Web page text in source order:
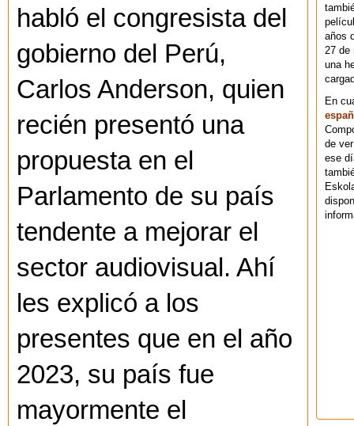
habló el congresista del
gobierno del Perú,
Carlos Anderson, quien
recién presentó una
propuesta en el
Parlamento de su país
tendente a mejorar el
sector audiovisual. Ahí
les explicó a los
presentes que en el año
2023, su país fue
mayormente el
años
27 de
una
En
de
ese